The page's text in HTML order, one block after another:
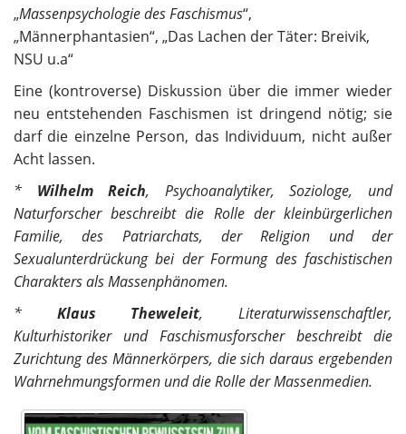
„Massenpsychologie des Faschismus“,
„Männerphantasien“, „Das Lachen der Täter: Breivik,
NSU u.a“
Eine (kontroverse) Diskussion über die immer wieder
neu entstehenden Faschismen ist dringend nötig; sie
darf die einzelne Person, das Individuum, nicht außer
Acht lassen.
* Wilhelm Reich, Psychoanalytiker, Soziologe, und
Naturforscher beschreibt die Rolle der kleinbürgerlichen
Familie, des Patriarchats, der Religion und der
Sexualunterdrückung bei der Formung des faschistischen
Charakters als Massenphänomen.
* Klaus Theweleit, Literaturwissenschaftler,
Kulturhistoriker und Faschismusforscher beschreibt die
Zurichtung des Männerkörpers, die sich daraus ergebenden
Wahrnehmungsformen und die Rolle der Massenmedien.